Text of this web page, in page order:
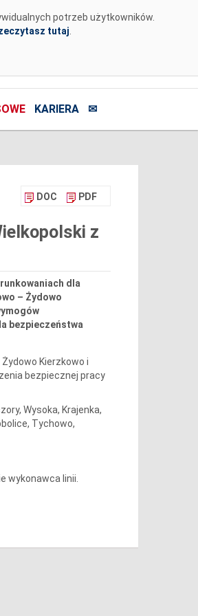
potrzeb użytkowników.
tutaj
KARIERA ✉
DOC PDF
z
dla
– Żydowo
bezpieczeństwa
Kierzkowo i
bezpiecznej pracy
Wysoka, Krajenka,
Tychowo,
wykonawca linii.